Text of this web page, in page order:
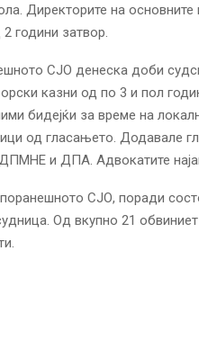
Директорите на основните
години затвор.
СЈО денеска доби
казни од по 3 и пол
бидејќи за време на
од гласањето. Додавале
и ДПА. Адвокатите
СЈО, поради
Од вкупно 21 обвиниет